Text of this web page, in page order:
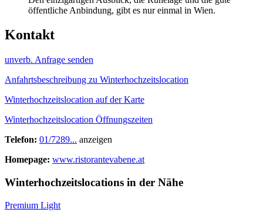
öffentliche Anbindung, gibt es nur einmal in Wien.
Kontakt
unverb. Anfrage senden
Anfahrtsbeschreibung zu Winterhochzeitslocation
Winterhochzeitslocation auf der Karte
Winterhochzeitslocation Öffnungszeiten
Telefon: 01/7289... anzeigen
Homepage: www.ristorantevabene.at
Winterhochzeitslocations in der Nähe
Premium Light